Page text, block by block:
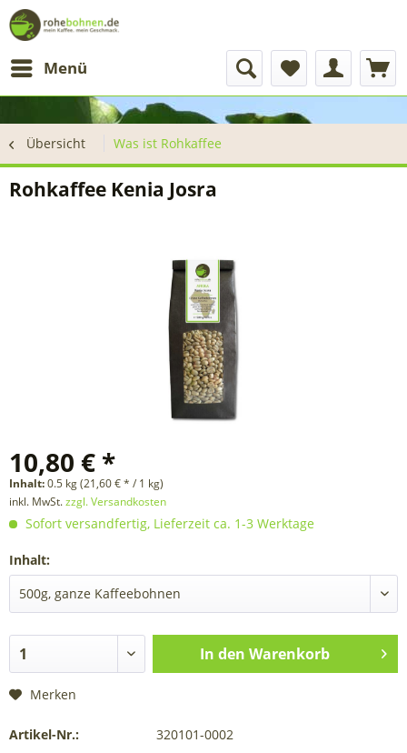
Menü
Übersicht Was ist Rohkaffee
Rohkaffee Kenia Josra
10,80 € *
Inhalt:0.5 kg (21,60 € * / 1 kg)
inkl. MwSt.zzgl. Versandkosten
Sofort versandfertig, Lieferzeit ca. 1-3 Werktage
Inhalt:
In den Warenkorb
Merken
Artikel-Nr.: 320101-0002